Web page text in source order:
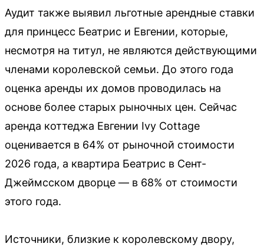
Аудит также выявил льготные арендные ставки
для принцесс Беатрис и Евгении, которые,
несмотря на титул, не являются действующими
членами королевской семьи. До этого года
оценка аренды их домов проводилась на
основе более старых рыночных цен. Сейчас
аренда коттеджа Евгении Ivy Cottage
оценивается в 64% от рыночной стоимости
2026 года, а квартира Беатрис в Сент-
Джеймсском дворце — в 68% от стоимости
этого года.
Источники, близкие к королевскому двору,